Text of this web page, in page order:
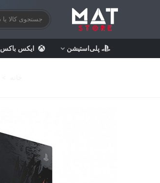
پلی‌استیشن ایکس باکس